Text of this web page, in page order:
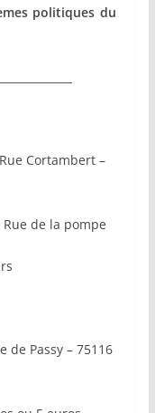
politiques du
Cortambert –
de la pompe
de Passy – 75116